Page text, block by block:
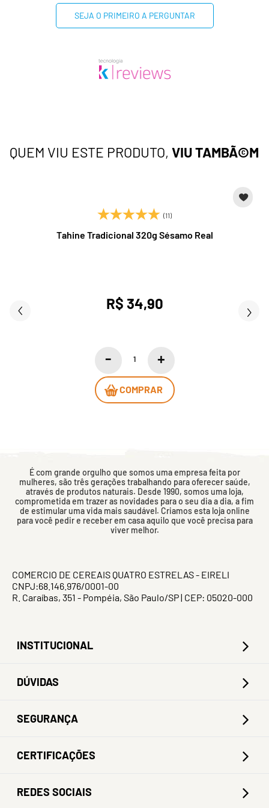
SEJA O PRIMEIRO A PERGUNTAR
QUEM VIU ESTE PRODUTO, VIU TAMBÃ©M
(11)
Tahine Tradicional 320g Sésamo Real
R$ 34,90
COMPRAR
É com grande orgulho que somos uma empresa feita por
mulheres, são três gerações trabalhando para oferecer saúde,
através de produtos naturais. Desde 1990, somos uma loja,
comprometida em trazer as novidades para o seu dia a dia, a fim
de estimular uma vida mais saudável. Criamos esta loja online
para você pedir e receber em casa aquilo que você precisa para
viver melhor.
COMERCIO DE CEREAIS QUATRO ESTRELAS - EIRELI
CNPJ:68.146.976/0001-00
R. Caraíbas, 351 - Pompéia, São Paulo/SP | CEP: 05020-000
INSTITUCIONAL
DÚVIDAS
SEGURANÇA
CERTIFICAÇÕES
REDES SOCIAIS